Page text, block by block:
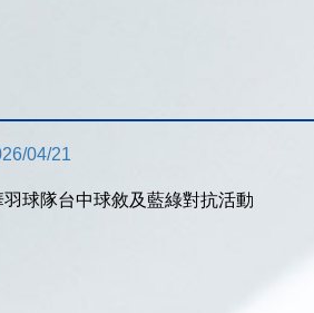
04/21
球隊台中球敘及藍綠對抗活動